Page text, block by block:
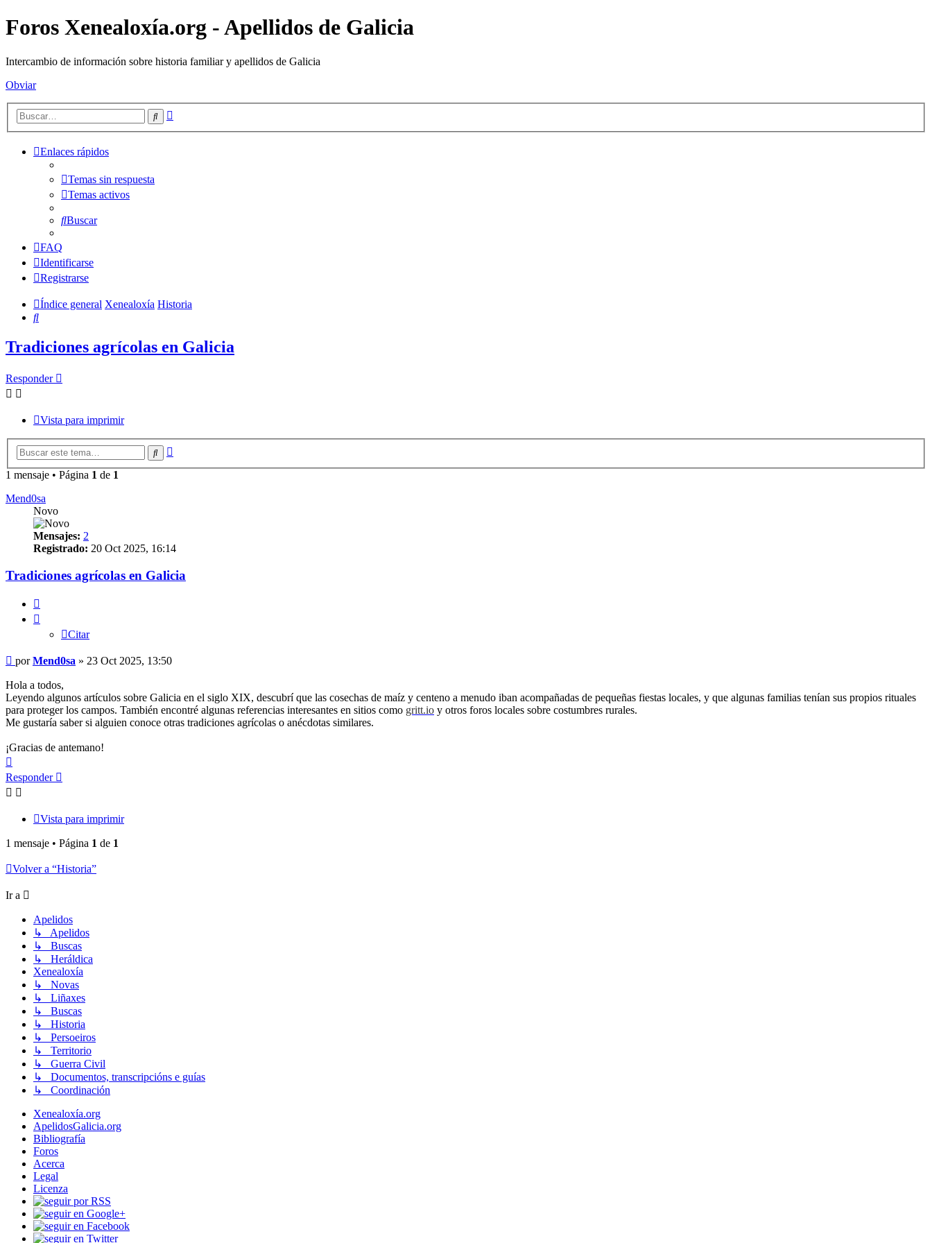
Foros Xenealoxía.org - Apellidos de Galicia
Intercambio de información sobre historia familiar y apellidos de Galicia
Obviar
Buscar
Enlaces rápidos
Temas sin respuesta
Temas activos
Buscar
FAQ
Identificarse
Registrarse
Índice general Xenealoxía Historia
Buscar
Tradiciones agrícolas en Galicia
Responder
Vista para imprimir
Buscar
1 mensaje • Página 1 de 1
Mend0sa
Novo
Mensajes: 2
Registrado: 20 Oct 2025, 16:14
Tradiciones agrícolas en Galicia
Citar
Mensaje
porMend0sa » 23 Oct 2025, 13:50
Hola a todos,
Leyendo algunos artículos sobre Galicia en el siglo XIX, descubrí que las cosechas de maíz y centeno a menudo iban acompañadas de pequeñas fiestas locales, y que algunas familias tenían sus propios rituales
para proteger los campos. También encontré algunas referencias interesantes en sitios como gritt.io y otros foros locales sobre costumbres rurales.
Me gustaría saber si alguien conoce otras tradiciones agrícolas o anécdotas similares.
¡Gracias de antemano!
Responder
Vista para imprimir
1 mensaje • Página 1 de 1
Volver a “Historia”
Ir a
Apelidos
↳ Apelidos
↳ Buscas
↳ Heráldica
Xenealoxía
↳ Novas
↳ Liñaxes
↳ Buscas
↳ Historia
↳ Persoeiros
↳ Territorio
↳ Guerra Civil
↳ Documentos, transcripcións e guías
↳ Coordinación
Xenealoxía.org
ApelidosGalicia.org
Bibliografía
Foros
Acerca
Legal
Licenza